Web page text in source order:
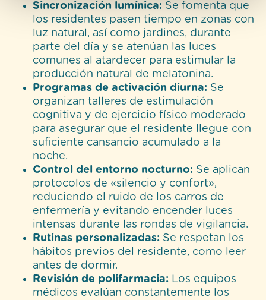
cookies.
Sincronización lumínica: Se fomenta que
los residentes pasen tiempo en zonas con
luz natural, así como jardines, durante
parte del día y se atenúan las luces
comunes al atardecer para estimular la
producción natural de melatonina.
Programas de activación diurna: Se
organizan talleres de estimulación
cognitiva y de ejercicio físico moderado
para asegurar que el residente llegue con
suficiente cansancio acumulado a la
noche.
Control del entorno nocturno: Se aplican
protocolos de «silencio y confort»,
reduciendo el ruido de los carros de
enfermería y evitando encender luces
intensas durante las rondas de vigilancia.
Rutinas personalizadas: Se respetan los
hábitos previos del residente, como leer
antes de dormir.
Revisión de polifarmacia: Los equipos
médicos evalúan constantemente los